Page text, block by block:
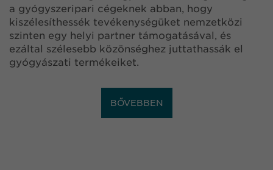
a gyógyszeripari cégeknek abban, hogy
kiszélesíthessék tevékenységüket nemzetközi
szinten egy helyi partner támogatásával, és
ezáltal szélesebb közönséghez juttathassák el
gyógyászati termékeiket.
BŐVEBBEN